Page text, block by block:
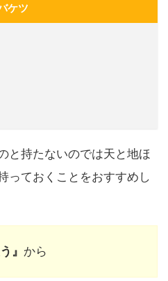
ケツ
と持たないのでは天と地ほ
っておくことをおすすめし
』 から